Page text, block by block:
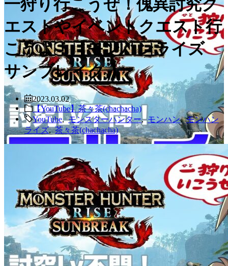
一狩り行こうぜ！傀異討究ク
エストやイベントクエスト行
こうよ！【モンハンライズ
サンブレイク 】
2023.03.02
【YouTube】茶々茶(chachacha)
YouTube ,モンスターハンター,モンハン,モンハン
ライズ,茶々茶(chachacha)